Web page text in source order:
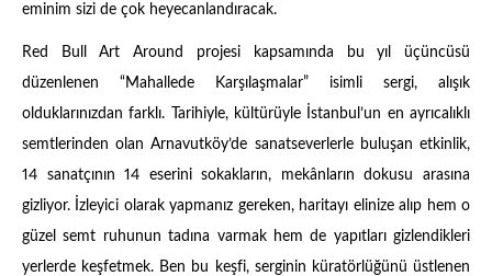
eminim sizi de çok heyecanlandıracak.
Red Bull Art Around projesi kapsamında bu yıl üçüncüsü
düzenlenen “Mahallede Karşılaşmalar” isimli sergi, alışık
olduklarınızdan farklı. Tarihiyle, kültürüyle İstanbul’un en ayrıcalıklı
semtlerinden olan Arnavutköy’de sanatseverlerle buluşan etkinlik,
14 sanatçının 14 eserini sokakların, mekânların dokusu arasına
gizliyor. İzleyici olarak yapmanız gereken, haritayı elinize alıp hem o
güzel semt ruhunun tadına varmak hem de yapıtları gizlendikleri
yerlerde keşfetmek. Ben bu keşfi, serginin küratörlüğünü üstlenen